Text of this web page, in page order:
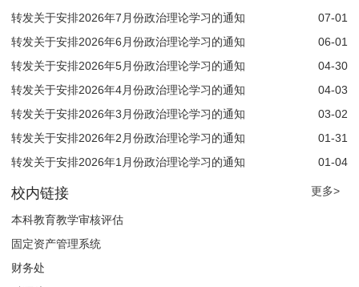
转发关于安排2026年7月份政治理论学习的通知
07-01
转发关于安排2026年6月份政治理论学习的通知
06-01
转发关于安排2026年5月份政治理论学习的通知
04-30
转发关于安排2026年4月份政治理论学习的通知
04-03
转发关于安排2026年3月份政治理论学习的通知
03-02
转发关于安排2026年2月份政治理论学习的通知
01-31
转发关于安排2026年1月份政治理论学习的通知
01-04
校内链接 更多>
本科教育教学审核评估
固定资产管理系统
财务处